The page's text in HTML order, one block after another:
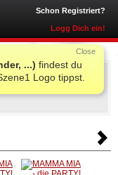
Schon Registriert?
Logg Dich ein!
...) findest du
Logo tippst.
Close